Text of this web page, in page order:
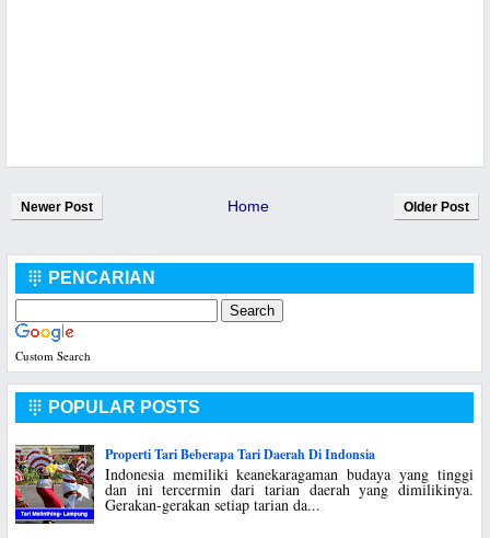
Newer Post Older Post
Home
 PENCARIAN
Custom Search
 POPULAR POSTS
Properti Tari Beberapa Tari Daerah Di Indonsia
Indonesia memiliki keanekaragaman budaya yang tinggi
dan ini tercermin dari tarian daerah yang dimilikinya.
Gerakan-gerakan setiap tarian da...